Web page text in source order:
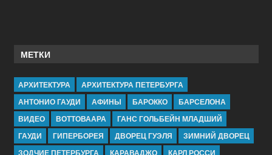
МЕТКИ
АРХИТЕКТУРА
АРХИТЕКТУРА ПЕТЕРБУРГА
АНТОНИО ГАУДИ
АФИНЫ БАРОККО
БАРСЕЛОНА
ВИДЕО
ВОТТОВААРА
ГАНС ГОЛЬБЕЙН МЛАДШИЙ
ГАУДИ
ГИПЕРБОРЕЯ ДВОРЕЦ ГУЭЛЯ
ЗИМНИЙ ДВОРЕЦ
ЗОДЧИЕ ПЕТЕРБУРГА
КАРАВАДЖО КАРЛ РОССИ